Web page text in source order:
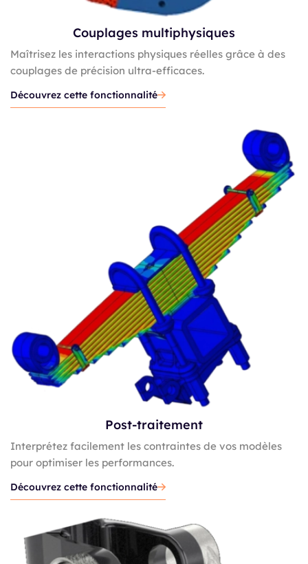
Couplages multiphysiques
Maîtrisez les interactions physiques réelles grâce à des
couplages de précision ultra-efficaces.
Découvrez cette fonctionnalité
Post-traitement
Interprétez facilement les contraintes de vos modèles
pour optimiser les performances.
Découvrez cette fonctionnalité